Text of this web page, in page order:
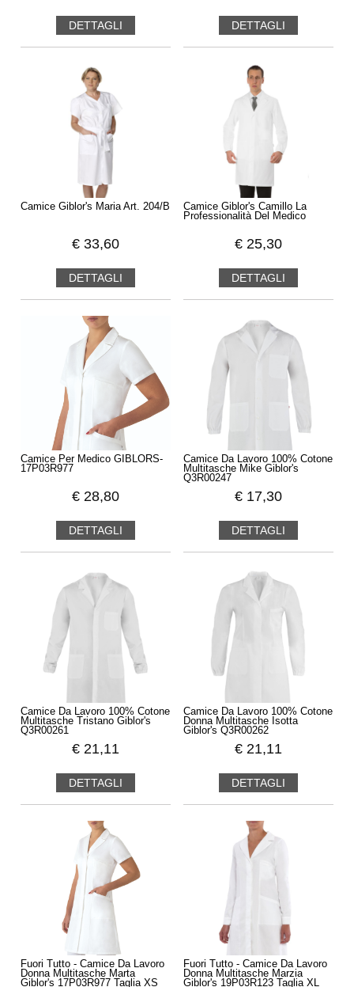
perfetta per chi cerca un prodotto di alta qualità, comodo ed
elegante.Affidati all'esperienza e alla professionalità di
DETTAGLI DETTAGLI
Camice Giblor's Maria Art. 204/B
€ 33,60
DETTAGLI
Camice Giblor's Camillo La
Professionalità Del Medico
€ 25,30
DETTAGLI
Camice Per Medico GIBLORS-
17P03R977
€ 28,80
DETTAGLI
Camice Da Lavoro 100% Cotone
Multitasche Mike Giblor's
Q3R00247
€ 17,30
DETTAGLI
Camice Da Lavoro 100% Cotone
Multitasche Tristano Giblor's
Q3R00261
€ 21,11
DETTAGLI
Camice Da Lavoro 100% Cotone
Donna Multitasche Isotta
Giblor's Q3R00262
€ 21,11
DETTAGLI
Fuori Tutto - Camice Da Lavoro
Donna Multitasche Marta
Giblor's 17P03R977 Taglia XS
Fuori Tutto - Camice Da Lavoro
Donna Multitasche Marzia
Giblor's 19P03R123 Taglia XL